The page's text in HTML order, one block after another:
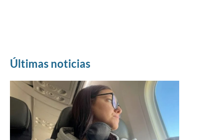
Últimas noticias